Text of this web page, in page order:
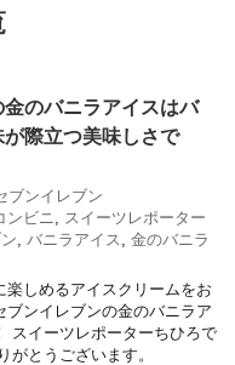
のバニラアイスはバ
際立つ美味しさで
ブンイレブン
ンビニ
スイーツレポーター
バニラアイス
金のバニラ
楽しめるアイスクリームをお
ブンイレブンの金のバニラア
スイーツレポーターちひろで
がとうございます。